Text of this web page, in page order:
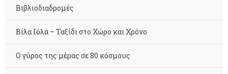
Βιβλιοδιαδρομές
Βίλα Ιόλα – Ταξίδι στο Χώρο και Χρόνο
Ο γύρος της μέρας σε 80 κόσμους